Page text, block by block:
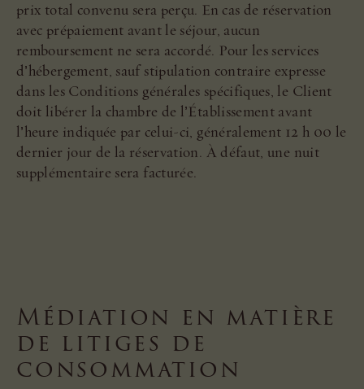
prix total convenu sera perçu. En cas de réservation
avec prépaiement avant le séjour, aucun
remboursement ne sera accordé. Pour les services
d’hébergement, sauf stipulation contraire expresse
dans les Conditions générales spécifiques, le Client
doit libérer la chambre de l’Établissement avant
l’heure indiquée par celui-ci, généralement 12 h 00 le
dernier jour de la réservation. À défaut, une nuit
supplémentaire sera facturée.
Médiation en matière
de litiges de
consommation